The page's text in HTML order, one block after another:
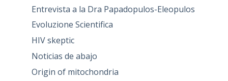
Entrevista a la Dra Papadopulos-Eleopulos
Evoluzione Scientifica
HIV skeptic
Noticias de abajo
Origin of mitochondria